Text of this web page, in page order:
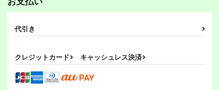
代引き
クレジットカード キャッシュレス決済